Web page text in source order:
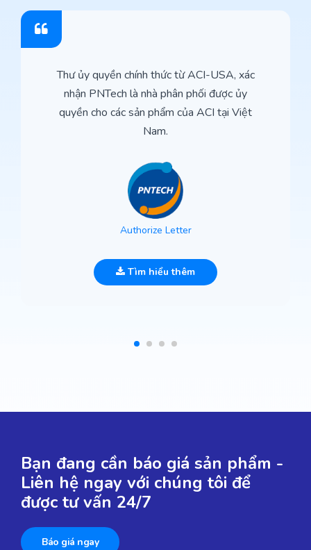
Thư ủy quyền chính thức từ ACI-USA, xác
nhận PNTech là nhà phân phối được ủy
quyền cho các sản phẩm của ACI tại Việt
Nam.
Authorize Letter
Tìm hiểu thêm
Bạn đang cần báo giá sản phẩm -
Liên hệ ngay với chúng tôi để
được tư vấn 24/7
Báo giá ngay